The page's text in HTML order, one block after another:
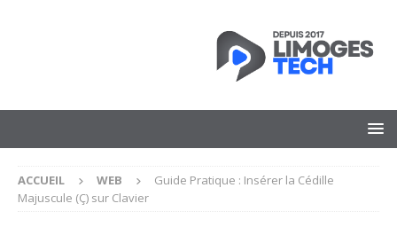
ACCUEIL WEB
Guide Pratique : Insérer la Cédille
Majuscule (Ç) sur Clavier